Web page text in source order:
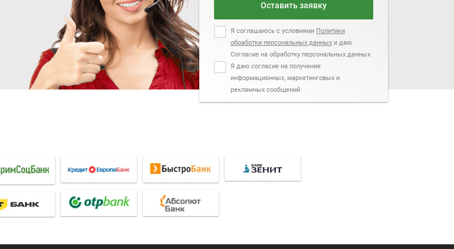
Оставить заявку
Я соглашаюсь с условиями Политики
обработки персональных данных и даю
Согласие на обработку персональных данных
Я даю согласие на получение
информационных, маркетинговых и
рекламных сообщений